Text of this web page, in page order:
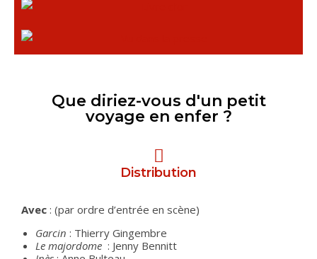
Que diriez-vous d'un petit
voyage en enfer ?
Distribution
Avec : (par ordre d’entrée en scène)
Garcin : Thierry Gingembre
Le majordome : Jenny Bennitt